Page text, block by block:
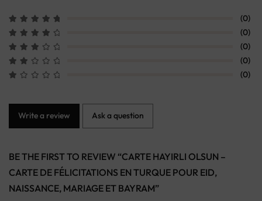
(0)
(0)
(0)
(0)
(0)
Write a review Ask a question
BE THE FIRST TO REVIEW “CARTE HAYIRLI OLSUN –
CARTE DE FÉLICITATIONS EN TURQUE POUR EID,
NAISSANCE, MARIAGE ET BAYRAM”